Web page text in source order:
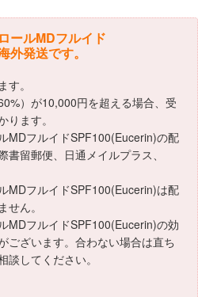
ールMDフルイド
発送です。
。
）が10,000円を超える場合、受
ます。
MDフルイドSPF100(Eucerin)の配
留郵便、日通メイルプラス、
MDフルイドSPF100(Eucerin)は配
ん。
MDフルイドSPF100(Eucerin)の効
ございます。合わない場合は直ち
談してください。